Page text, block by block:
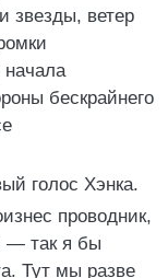
звезды, ветер
бескрайнего
голос Хэнка.
проводник,
— так я бы
Тут мы разве